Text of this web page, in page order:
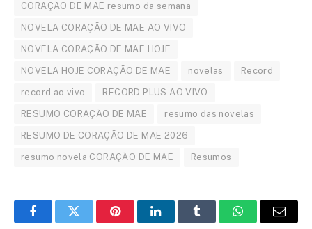
CORAÇÃO DE MAE resumo da semana
NOVELA CORAÇÃO DE MAE AO VIVO
NOVELA CORAÇÃO DE MAE HOJE
NOVELA HOJE CORAÇÃO DE MAE novelas Record
record ao vivo RECORD PLUS AO VIVO
RESUMO CORAÇÃO DE MAE resumo das novelas
RESUMO DE CORAÇÃO DE MAE 2026
resumo novela CORAÇÃO DE MAE Resumos
FacebookTwitter PinterestLinkedInTumblr WhatsAppEmail